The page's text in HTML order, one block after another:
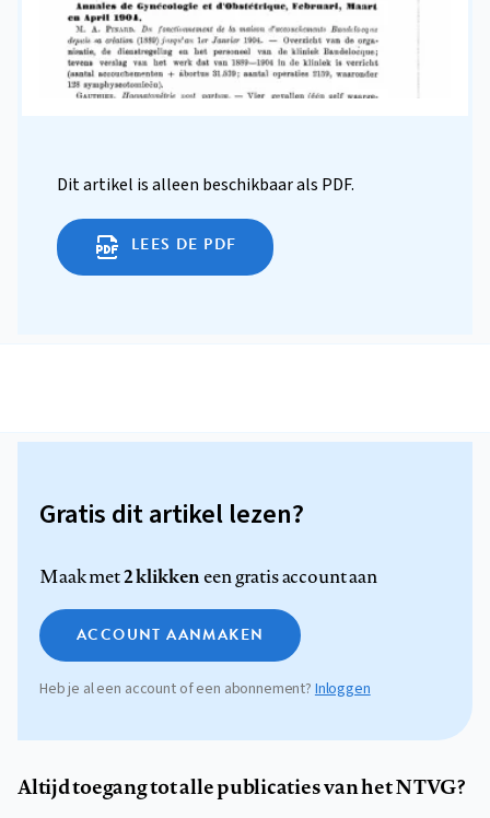
Dit artikel is alleen beschikbaar als PDF.
LEES DE PDF
Gratis dit artikel lezen?
Maak met2 klikkeneen gratis account aan
ACCOUNT AANMAKEN
Heb je al een account of een abonnement? Inloggen
Altijd toegang tot alle publicaties van het NTVG?